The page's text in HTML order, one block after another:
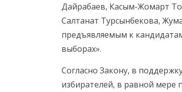
Дайрабаев, Касым-Жомарт
Салтанат Турсынбекова,
предъявляемым к
выборах».
Согласно Закону, в
избирателей, в равной мере